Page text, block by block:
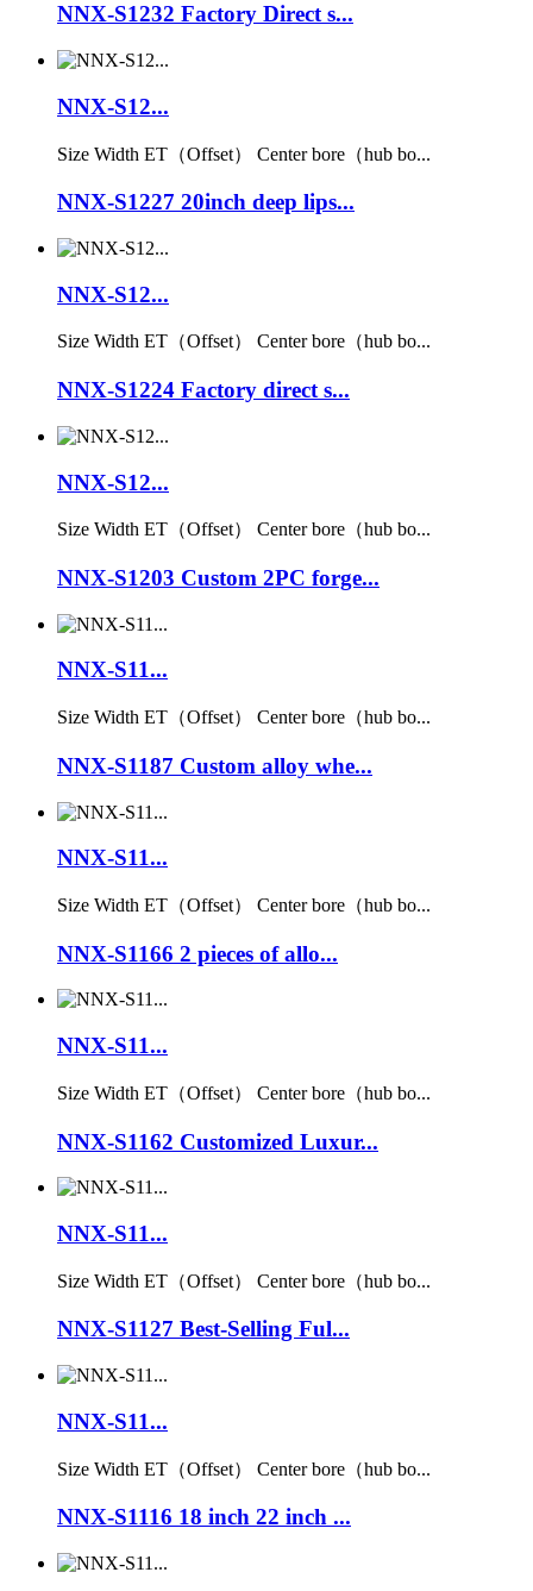
NNX-S1232 Factory Direct s...
NNX-S12...
Size Width ET（Offset） Center bore（hub bo...
NNX-S1227 20inch deep lips...
NNX-S12...
Size Width ET（Offset） Center bore（hub bo...
NNX-S1224 Factory direct s...
NNX-S12...
Size Width ET（Offset） Center bore（hub bo...
NNX-S1203 Custom 2PC forge...
NNX-S11...
Size Width ET（Offset） Center bore（hub bo...
NNX-S1187 Custom alloy whe...
NNX-S11...
Size Width ET（Offset） Center bore（hub bo...
NNX-S1166 2 pieces of allo...
NNX-S11...
Size Width ET（Offset） Center bore（hub bo...
NNX-S1162 Customized Luxur...
NNX-S11...
Size Width ET（Offset） Center bore（hub bo...
NNX-S1127 Best-Selling Ful...
NNX-S11...
Size Width ET（Offset） Center bore（hub bo...
NNX-S1116 18 inch 22 inch ...